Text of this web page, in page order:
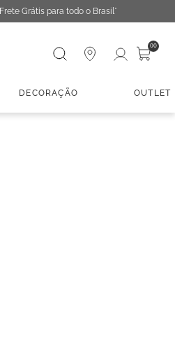
Frete Grátis para todo o Brasil*
Digite sua busca 00
DECORAÇÃO OUTLET